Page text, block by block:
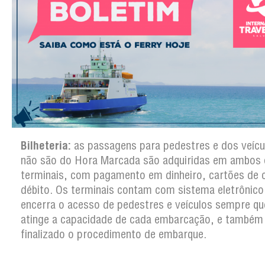
Bilheteria: as passagens para pedestres e dos
não são do Hora Marcada são adquiridas em ambos
terminais, com pagamento em dinheiro, cartões de
débito. Os terminais contam com sistema
encerra o acesso de pedestres e veículos sempre
atinge a capacidade de cada embarcação, e
finalizado o procedimento de embarque.